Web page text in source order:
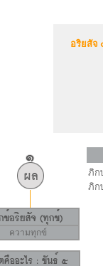
อริยสัจ
ความทุกข์
ภิก
ภิก
ค
ค
ค
ค
ก